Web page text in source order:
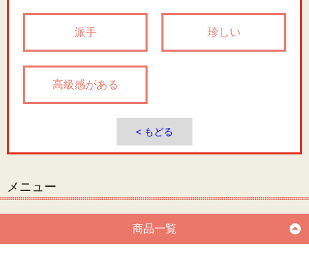
派手 珍しい
高級感がある
< もどる
メニュー
商品一覧